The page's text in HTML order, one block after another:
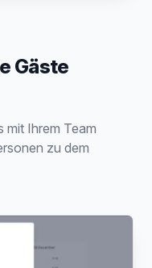
Gäste
mit Ihrem Team
zu dem